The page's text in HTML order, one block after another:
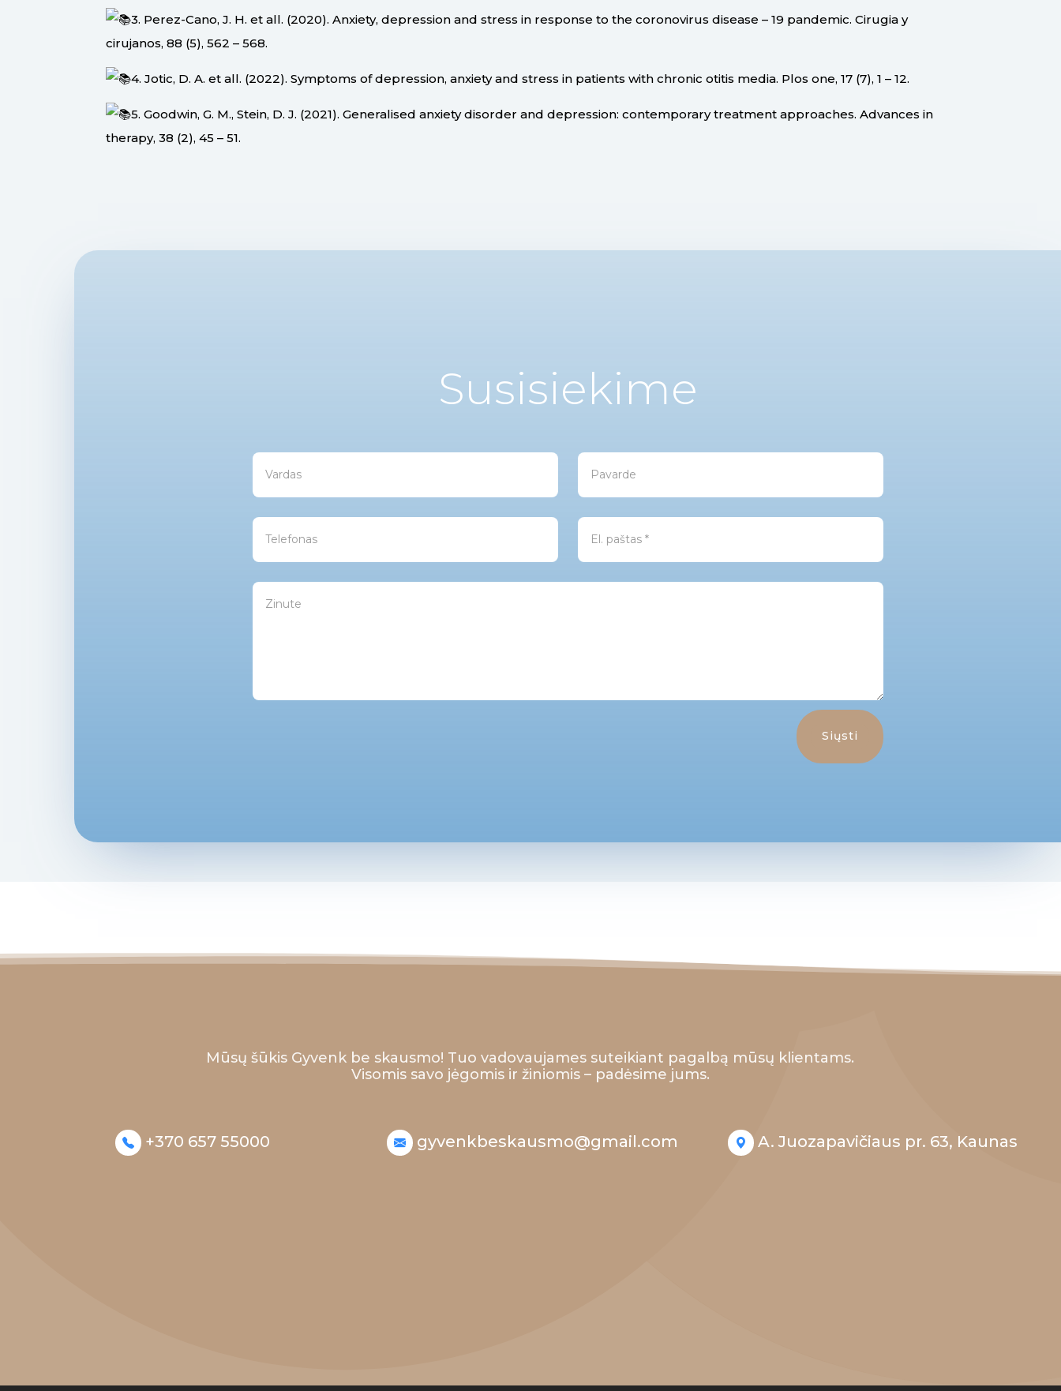
3. Perez-Cano, J. H. et all. (2020). Anxiety, depression and stress in response to the coronovirus disease – 19 pandemic. Cirugia y
cirujanos, 88 (5), 562 – 568.
4. Jotic, D. A. et all. (2022). Symptoms of depression, anxiety and stress in patients with chronic otitis media. Plos one, 17 (7), 1 – 12.
5. Goodwin, G. M., Stein, D. J. (2021). Generalised anxiety disorder and depression: contemporary treatment approaches. Advances in
therapy, 38 (2), 45 – 51.
Susisiekime
Siųsti
Mūsų šūkis Gyvenk be skausmo! Tuo vadovaujames suteikiant pagalbą mūsų klientams.
Visomis savo jėgomis ir žiniomis – padėsime jums.
+370 657 55000 gyvenkbeskausmo@gmail.com A. Juozapavičiaus pr. 63, Kaunas